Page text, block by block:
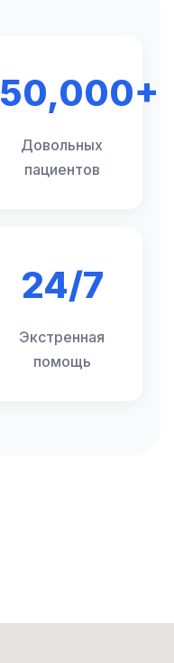
50,000+
Довольных
пациентов
24/7
Экстренная
помощь